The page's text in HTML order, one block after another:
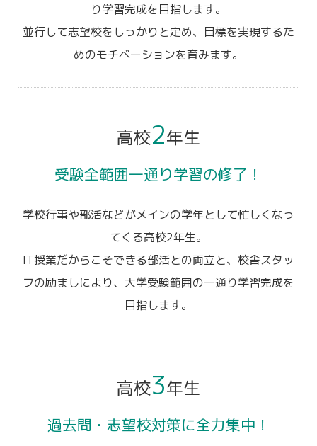
り学習完成を目指します。
並行して志望校をしっかりと定め、目標を実現するた
めのモチベーションを育みます。
高校2年生
受験全範囲一通り学習の修了！
学校行事や部活などがメインの学年として忙しくなっ
てくる高校2年生。
IT授業だからこそできる部活との両立と、校舎スタッ
フの励ましにより、大学受験範囲の一通り学習完成を
目指します。
高校3年生
過去問・志望校対策に全力集中！